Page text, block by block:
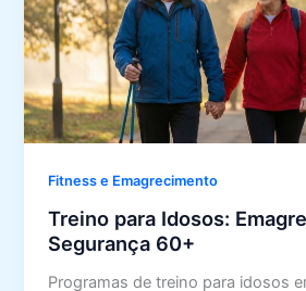
Fitness e Emagrecimento
Treino para Idosos:
Segurança 60+
Programas de treino para idosos